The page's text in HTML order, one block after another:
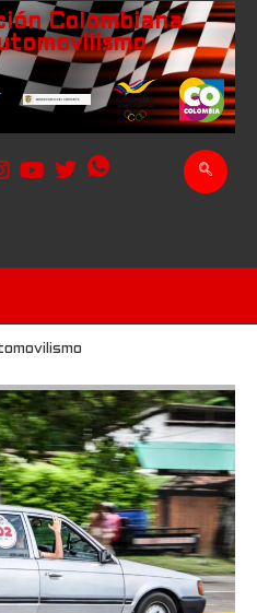
Colombiana